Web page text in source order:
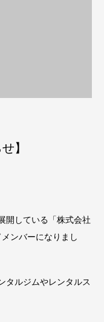
】
開している「株式会社
ンバーになりまし
タルジムやレンタルス